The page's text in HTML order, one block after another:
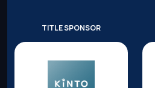
TITLE SPONSOR